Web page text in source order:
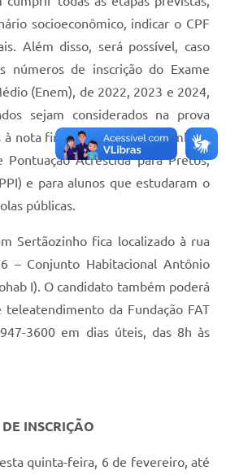
socioeconômico, indicar o CPF
Além disso, será possível, caso
números de inscrição do Exame
(Enem), de 2022, 2023 e 2024,
sejam considerados na prova
nota final. No vestibular, também
Pontuação Acrescida para Pretos,
e para alunos que estudaram o
públicas.
Sertãozinho fica localizado à rua
– Conjunto Habitacional Antônio
I). O candidato também poderá
da Fundação FAT
3600 em dias úteis, das 8h às
INSCRIÇÃO
quinta-feira, 6 de fevereiro, até